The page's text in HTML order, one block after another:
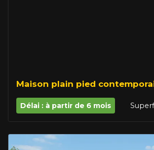
Maison plain pied
Délai : à partir de 6 mois